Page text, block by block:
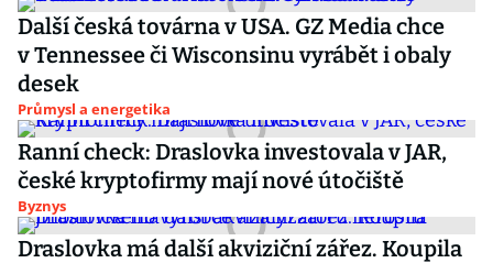
Další česká továrna v USA. GZ Media chce
v Tennessee či Wisconsinu vyrábět i obaly
desek
Průmysl a energetika
Ranní check: Draslovka investovala v JAR,
české kryptofirmy mají nové útočiště
Byznys
Draslovka má další akviziční zářez. Koupila